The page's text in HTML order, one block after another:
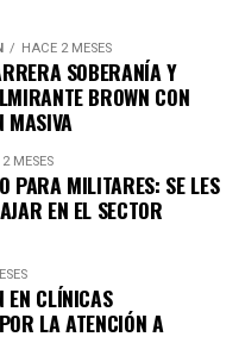
se encuentra en
salud que sigue siendo
motivos del
que entre los
HACE 2 MESES
SOBERANÍA Y
BROWN CON
MASIVA
MESES
PARA MILITARES: SE LES
EN EL SECTOR
EN CLÍNICAS
LA ATENCIÓN A